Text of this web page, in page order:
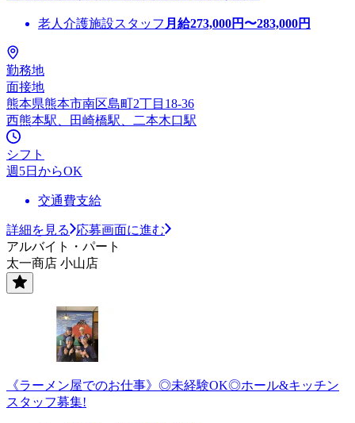
老人介護施設スタッフ 月給273,000円〜283,000円
勤務地
面接地
熊本県熊本市南区島町2丁目18-36
西熊本駅、田崎橋駅、二本木口駅
シフト
週5日からOK
交通費支給
詳細を見る
応募画面に進む
アルバイト・パート
太一商店 小山店
《ラーメン屋でのお仕事》◎未経験OK◎ホール&キッチン
スタッフ募集!